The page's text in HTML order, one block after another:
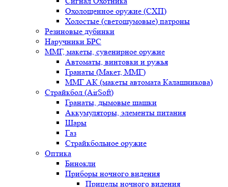
Охолощенное оружие (СХП)
Холостые (светошумовые) патроны
Резиновые дубинки
Наручники БРС
ММГ, макеты, сувенирное оружие
Автоматы, винтовки и ружья
Гранаты (Макет, ММГ)
ММГ АК (макеты автомата Калашникова)
Страйкбол (AirSoft)
Гранаты, дымовые шашки
Аккумуляторы, элементы питания
Шары
Газ
Страйкбольное оружие
Оптика
Бинокли
Приборы ночного видения
Прицелы ночного видения